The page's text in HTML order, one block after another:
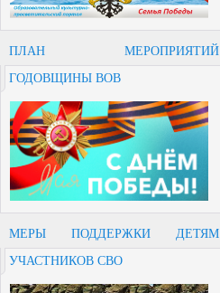
ПЛАН МЕРОПРИЯТИЙ
ГОДОВЩИНЫ ВОВ
МЕРЫ ПОДДЕРЖКИ ДЕТЯМ
УЧАСТНИКОВ СВО